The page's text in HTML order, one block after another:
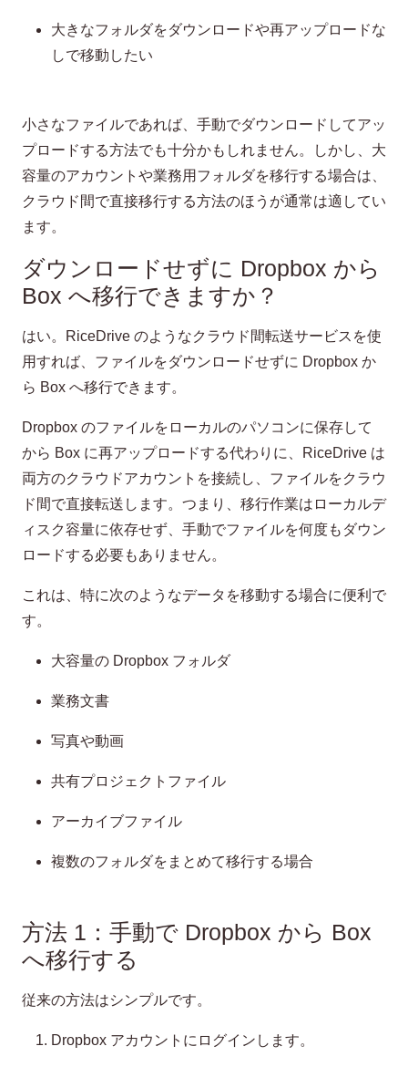
大きなフォルダをダウンロードや再アップロードな
しで移動したい
小さなファイルであれば、手動でダウンロードしてアッ
プロードする方法でも十分かもしれません。しかし、大
容量のアカウントや業務用フォルダを移行する場合は、
クラウド間で直接移行する方法のほうが通常は適してい
ます。
ダウンロードせずに Dropbox から
Box へ移行できますか？
はい。RiceDrive のようなクラウド間転送サービスを使
用すれば、ファイルをダウンロードせずに Dropbox か
ら Box へ移行できます。
Dropbox のファイルをローカルのパソコンに保存して
から Box に再アップロードする代わりに、RiceDrive は
両方のクラウドアカウントを接続し、ファイルをクラウ
ド間で直接転送します。つまり、移行作業はローカルデ
ィスク容量に依存せず、手動でファイルを何度もダウン
ロードする必要もありません。
これは、特に次のようなデータを移動する場合に便利で
す。
大容量の Dropbox フォルダ
業務文書
写真や動画
共有プロジェクトファイル
アーカイブファイル
複数のフォルダをまとめて移行する場合
方法 1：手動で Dropbox から Box
へ移行する
従来の方法はシンプルです。
Dropbox アカウントにログインします。